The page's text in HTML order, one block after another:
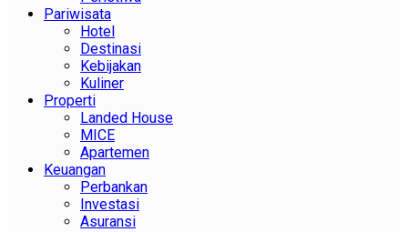
Pariwisata
Hotel
Destinasi
Kebijakan
Kuliner
Properti
Landed House
MICE
Apartemen
Keuangan
Perbankan
Investasi
Asuransi